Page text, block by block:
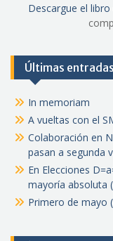
Descargue el
Últimas entradas
In memoriam
A vueltas con el
Colaboración en
pasan a segunda
En Elecciones
mayoría absoluta
Primero de mayo